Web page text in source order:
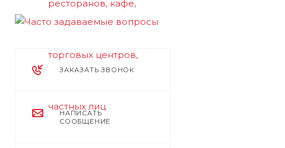
ЗАКАЗАТЬ ЗВОНОК
НАПИСАТЬ
СООБЩЕНИЕ